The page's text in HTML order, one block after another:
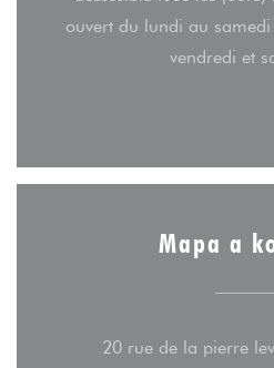
ouvert du lundi au
vendredi et
Mapa a
20 rue de la pierre